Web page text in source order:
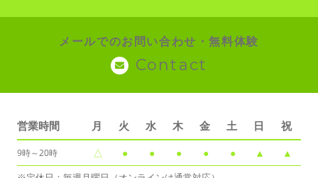
メールでのお問い合わせ・無料体験
Contact
営業時間 月 火 水 木 金 土 日 祝
9時～20時 △ ● ● ● ● ● ▲ ▲